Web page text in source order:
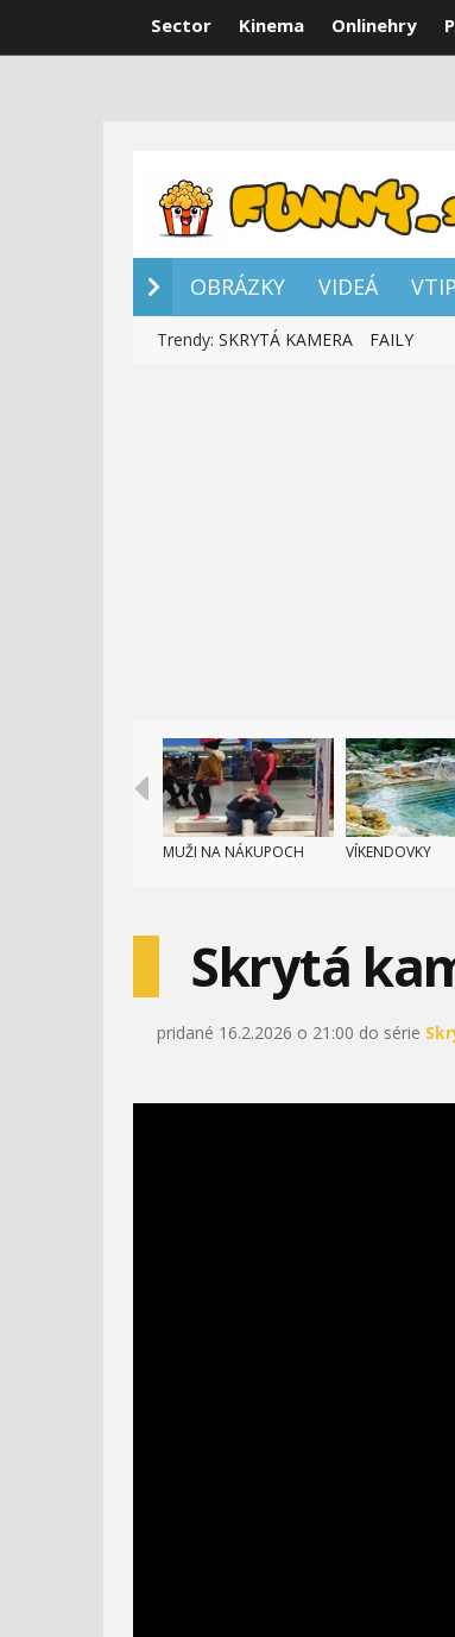
Sector Kinema Onlinehry
OBRÁZKY VIDEÁ
Trendy: SKRYTÁ KAMERA FAILY
MUŽI NA NÁKUPOCH VÍKENDOVKY
Skrytá
pridané 16.2.2026 o 21:00 do série